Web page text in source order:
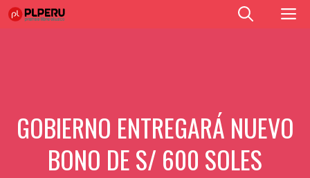
Saltar
GOBIERNO ENTREGARÁ NUEVO
BONO DE S/ 600 SOLES